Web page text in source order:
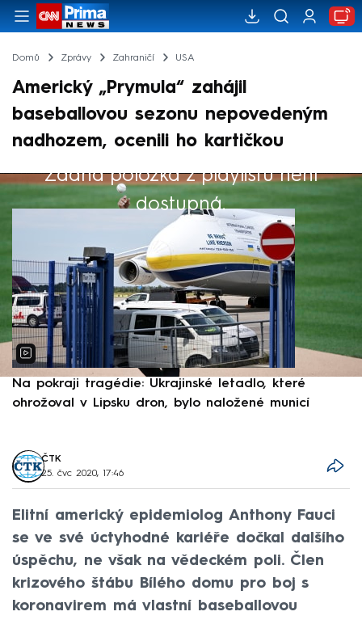
Domů Zprávy Zahraničí USA
Americký „Prymula“ zahájil
baseballovou sezonu nepovedeným
nadhozem, ocenili ho kartičkou
Žádná položka z playlistu není
dostupná.
Výběr redakce
Na pokraji tragédie: Ukrajinské letadlo, které
ohrožoval v Lipsku dron, bylo naložené municí
ČTK
25. čvc 2020, 17:46
Elitní americký epidemiolog Anthony Fauci
se ve své úctyhodné kariéře dočkal dalšího
úspěchu, ne však na vědeckém poli. Člen
krizového štábu Bílého domu pro boj s
koronavirem má vlastní baseballovou